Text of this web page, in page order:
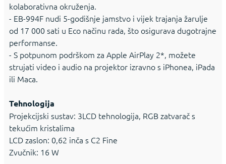
kolaborativna okruženja.
- EB-994F nudi 5-godišnje jamstvo i vijek trajanja žarulje
od 17 000 sati u Eco načinu rada, što osigurava dugotrajne
performanse.
- S potpunom podrškom za Apple AirPlay 2*, možete
strujati video i audio na projektor izravno s iPhonea, iPada
ili Maca.
Tehnologija
Projekcijski sustav: 3LCD tehnologija, RGB zatvarač s
tekućim kristalima
LCD zaslon: 0,62 inča s C2 Fine
Zvučnik: 16 W